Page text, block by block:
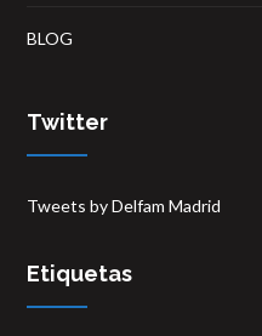
BLOG
Twitter
Tweets by Delfam Madrid
Etiquetas